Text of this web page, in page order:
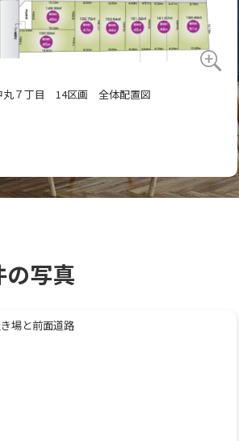
丸７丁目 14区画 全体配置図
の写真